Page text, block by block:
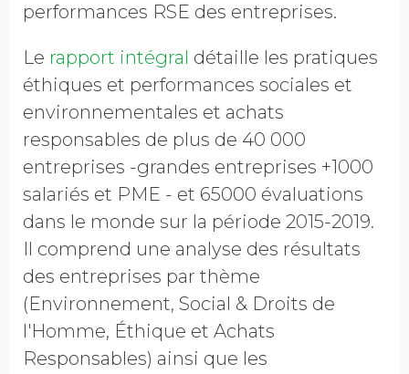
performances RSE des entreprises.
Le rapport intégral détaille les pratiques
éthiques et performances sociales et
environnementales et achats
responsables de plus de 40 000
entreprises -grandes entreprises +1000
salariés et PME - et 65000 évaluations
dans le monde sur la période 2015-2019.
Il comprend une analyse des résultats
des entreprises par thème
(Environnement, Social & Droits de
l'Homme, Éthique et Achats
Responsables) ainsi que les